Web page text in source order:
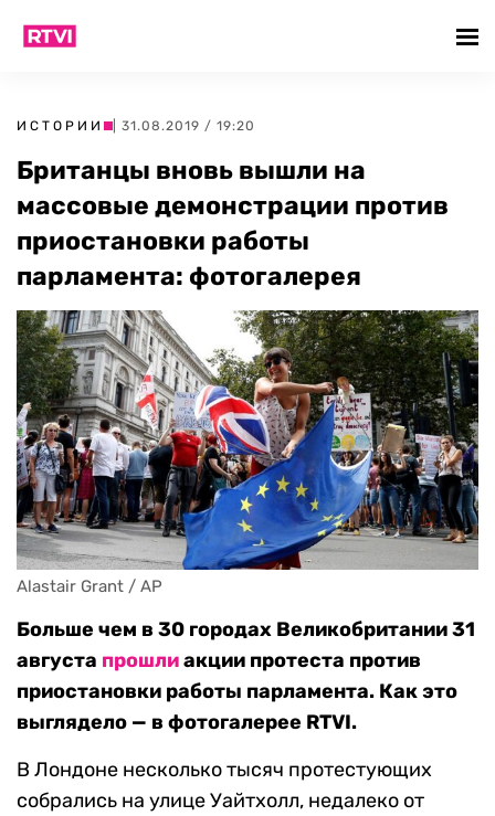
ИСТОРИИ | 31.08.2019 / 19:20
Британцы вновь вышли на
массовые демонстрации против
приостановки работы
парламента: фотогалерея
Alastair Grant / AP
Больше чем в 30 городах Великобритании 31
августа прошлиакции протеста против
приостановки работы парламента. Как это
выглядело — в фотогалерее RTVI.
В Лондоне несколько тысяч протестующих
собрались на улице Уайтхолл, недалеко от